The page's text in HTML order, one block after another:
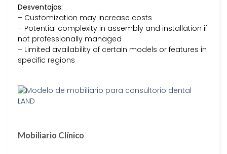
Desventajas:
– Customization may increase costs
– Potential complexity in assembly and installation if
not professionally managed
– Limited availability of certain models or features in
specific regions
Mobiliario Clínico